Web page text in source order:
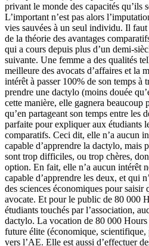
privant le monde des capacités qu’ils
L’important n’est pas alors
vies sauvées à un seul individu. Il
de la théorie des avantages
qui a cours depuis plus d’un demi-
suivante. Une femme a des qualités
meilleure des avocats d’affaires et la
intérêt à passer 100% de son temps à
prendre une dactylo (moins douée
cette manière, elle gagnera beaucoup
qu’en partageant son temps entre les
parfaite pour expliquer aux étudiants
comparatifs. Ceci dit, elle n’a aucun
capable d’apprendre la dactylo, mais
sont trop difficiles, ou trop chères,
option. En fait, elle n’a aucun intérêt
capable d’apprendre les deux, et qui
des sciences économiques pour saisir
avocate. Et pour le public de 80 000
étudiants touchés par l’association,
dactylo. La vocation de 80 000 Hours
future élite (économique,
vers l’AE. Elle est aussi d’effectuer